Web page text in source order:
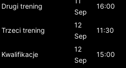
Drugi trening
Sep
16:00
Trzeci trening
12
Sep
11:30
Kwalifikacje
12
Sep
15:00